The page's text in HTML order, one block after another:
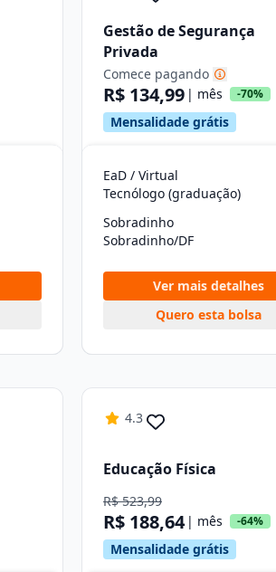
Gestão de Segurança
Privada
Comece pagando
R$ 134,99 | mês -70%
Mensalidade grátis
EaD / Virtual
Tecnólogo (graduação)
Sobradinho
Sobradinho/DF
Ver mais detalhes
Quero esta bolsa
4.3
Educação Física
R$ 523,99
R$ 188,64 | mês -64%
Mensalidade grátis